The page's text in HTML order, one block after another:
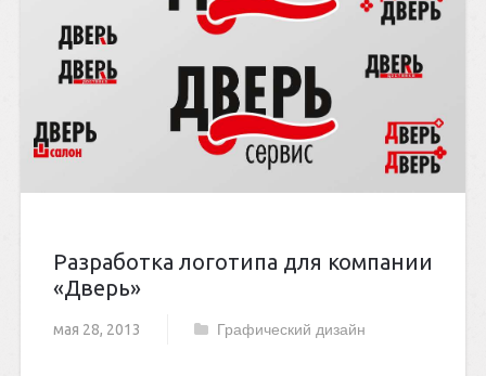
Разработка логотипа для компании
«Дверь»
мая 28, 2013 Графический дизайн